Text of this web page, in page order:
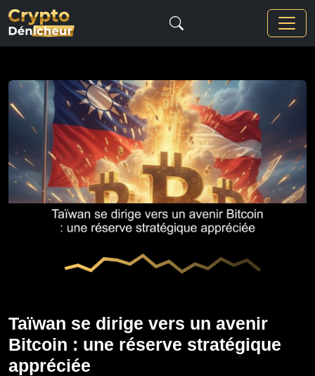
Taïwan se dirige vers un avenir
Bitcoin : une réserve stratégique
appréciée